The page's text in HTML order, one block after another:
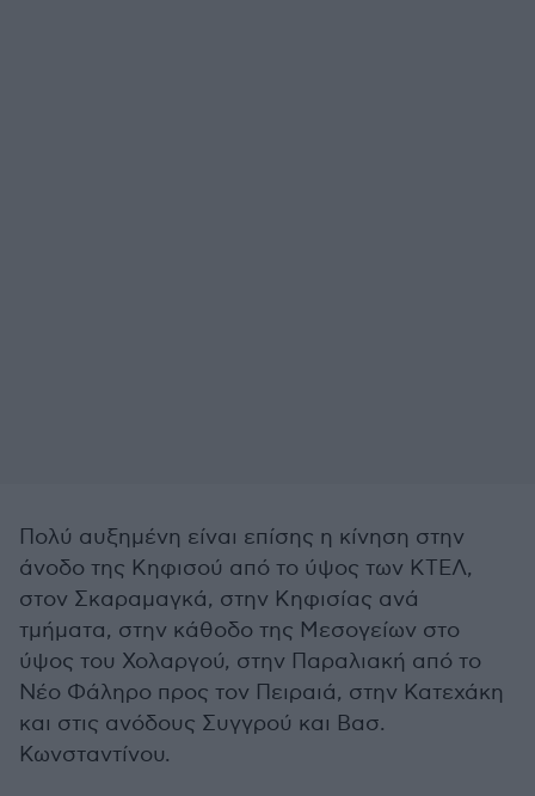
Πολύ αυξημένη είναι επίσης η κίνηση στην
άνοδο της Κηφισού από το ύψος των ΚΤΕΛ,
στον Σκαραμαγκά, στην Κηφισίας ανά
τμήματα, στην κάθοδο της Μεσογείων στο
ύψος του Χολαργού, στην Παραλιακή από το
Νέο Φάληρο προς τον Πειραιά, στην Κατεχάκη
και στις ανόδους Συγγρού και Βασ.
Κωνσταντίνου.